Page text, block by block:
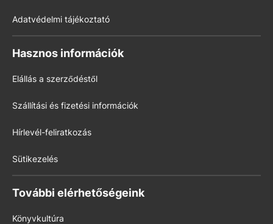
Adatvédelmi tájékoztató
Hasznos információk
Elállás a szerződéstől
Szállítási és fizetési információk
Hírlevél-feliratkozás
Sütikezelés
További elérhetőségeink
Könyvkultúra